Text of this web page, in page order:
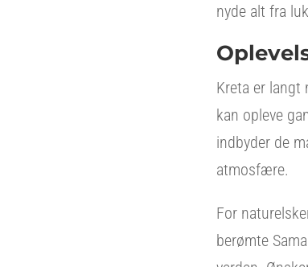
nyde alt fra
Kreta er langt
kan opleve
indbyder de
atmosfære.
For
berømte